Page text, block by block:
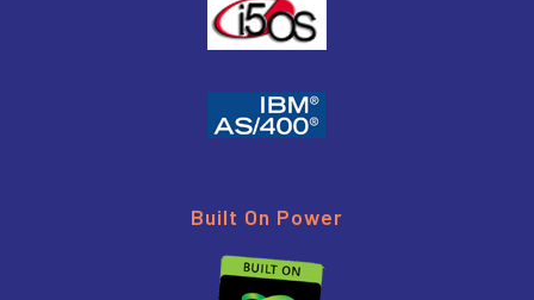
Built On Power